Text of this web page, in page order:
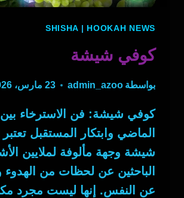
SHISHA | HOOKAH NEWS
كوفي شيشة
بواسطة admin_azoo 23 مارس، 2026
كوفي شيشة: فن الاسترخاء بين
الماضي وابتكار المستقبل
شيشة وجهة مألوفة لملايين
الباحثين عن لحظات من الهدوء
عن النفس. إنها ليست مجرد